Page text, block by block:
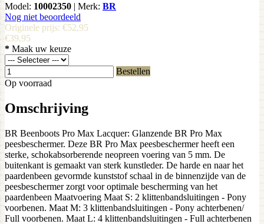
Model: 10002350 | Merk: BR
Nog niet beoordeeld
Originele prijs: €52,95
€39,95
* Maak uw keuze
Bestellen
Op voorraad
Omschrijving
BR Beenboots Pro Max Lacquer: Glanzende BR Pro Max
peesbeschermer. Deze BR Pro Max peesbeschermer heeft een
sterke, schokabsorberende neopreen voering van 5 mm. De
buitenkant is gemaakt van sterk kunstleder. De harde en naar het
paardenbeen gevormde kunststof schaal in de binnenzijde van de
peesbeschermer zorgt voor optimale bescherming van het
paardenbeen Maatvoering Maat S: 2 klittenbandsluitingen - Pony
voorbenen. Maat M: 3 klittenbandsluitingen - Pony achterbenen/
Full voorbenen. Maat L: 4 klittenbandsluitingen - Full achterbenen